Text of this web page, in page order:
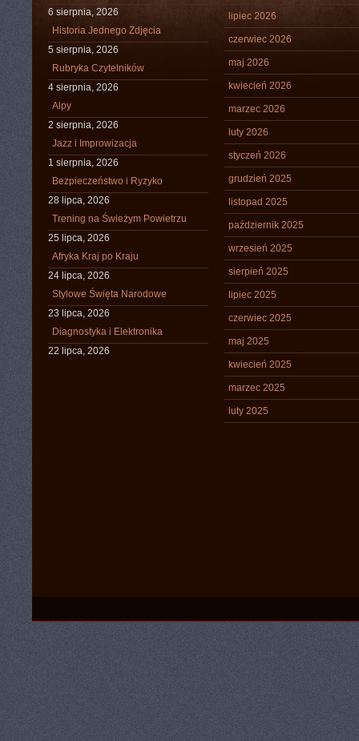
6 sierpnia, 2026
Historia Jednego Zdjęcia
5 sierpnia, 2026
Rubryka Czytelników
4 sierpnia, 2026
Alpy
2 sierpnia, 2026
Jazz i Improwizacja
1 sierpnia, 2026
Bezpieczeństwo i Ryzyko
28 lipca, 2026
Trening na Świeżym Powietrzu
25 lipca, 2026
Afryka Kraj po Kraju
24 lipca, 2026
Stylowe Święta Narodowe
23 lipca, 2026
Diagnostyka i Elektronika
22 lipca, 2026
lipiec 2026
czerwiec 2026
maj 2026
kwiecień 2026
marzec 2026
luty 2026
styczeń 2026
grudzień 2025
listopad 2025
październik 2025
wrzesień 2025
sierpień 2025
lipiec 2025
czerwiec 2025
maj 2025
kwiecień 2025
marzec 2025
luty 2025